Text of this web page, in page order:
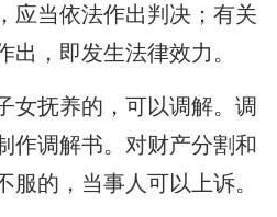
应当依法作出判决；有关
出，即发生法律效力。
抚养的，可以调解。调
作调解书。对财产分割和
服的，当事人可以上诉。